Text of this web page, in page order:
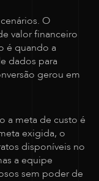
O
valor financeiro
é quando a
dados para
gerou em
a meta de custo é
exigida, o
disponíveis no
a equipe
sem poder de